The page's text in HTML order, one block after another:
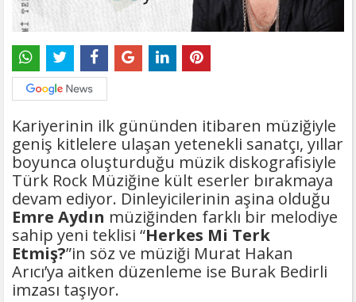
Kariyerinin ilk gününden itibaren müziğiyle
geniş kitlelere ulaşan yetenekli sanatçı, yıllar
boyunca oluşturduğu müzik diskografisiyle
Türk Rock Müziğine kült eserler bırakmaya
devam ediyor. Dinleyicilerinin aşina olduğu
Emre Aydın müziğinden farklı bir melodiye
sahip yeni teklisi “Herkes Mi Terk
Etmiş?”in söz ve müziği Murat Hakan
Arıcı’ya aitken düzenleme ise Burak Bedirli
imzası taşıyor.